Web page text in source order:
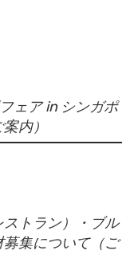
ェア in シンガポ
内）
ストラン）・ブル
集について（ご